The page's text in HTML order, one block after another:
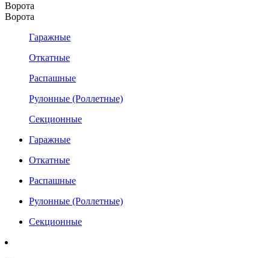
Ворота
Ворота
Гаражные
Откатные
Распашные
Рулонные (Роллетные)
Секционные
Гаражные
Откатные
Распашные
Рулонные (Роллетные)
Секционные